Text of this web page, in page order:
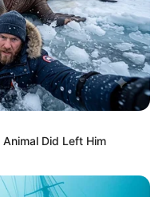
Did Left Him